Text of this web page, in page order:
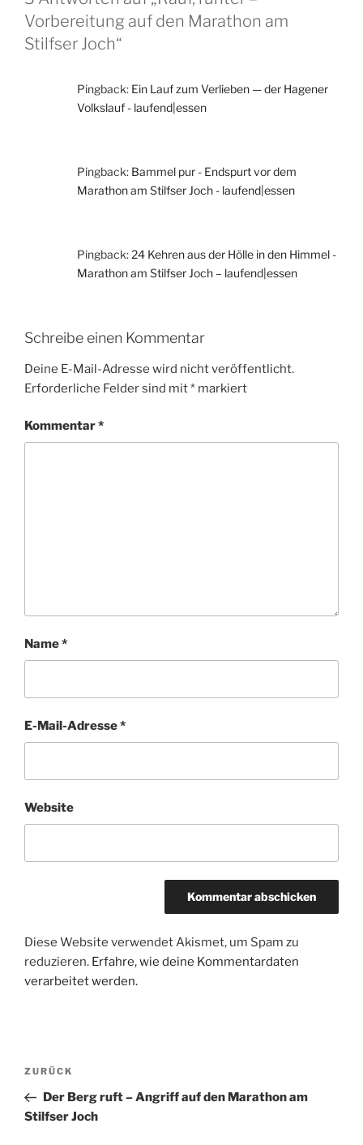
Vorbereitung auf den Marathon am
Stilfser Joch“
Pingback: Ein Lauf zum Verlieben — der Hagener
Volkslauf - laufend|essen
Pingback: Bammel pur - Endspurt vor dem
Marathon am Stilfser Joch - laufend|essen
Pingback:24 Kehren aus der Hölle in den Himmel -
Marathon am Stilfser Joch – laufend|essen
Schreibe einen Kommentar
Deine E-Mail-Adresse wird nicht veröffentlicht.
Erforderliche Felder sind mit* markiert
Kommentar*
Name*
E-Mail-Adresse*
Website
Diese Website verwendet Akismet, um Spam zu
reduzieren. Erfahre, wie deine Kommentardaten
verarbeitet werden.
Beitragsnavigation
Vorheriger
Beitrag
ZURÜCK
Der Berg ruft – Angriff auf den Marathon am
Stilfser Joch